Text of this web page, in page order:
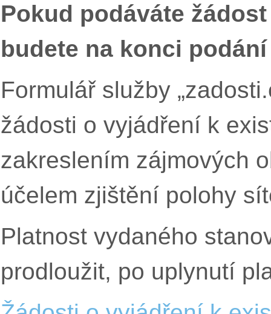
Pokud podáváte
budete na konci
Formulář služby
žádosti o vyjádření k
zakreslením zájmových
účelem zjištění polohy
Platnost vydaného
prodloužit, po uplynutí